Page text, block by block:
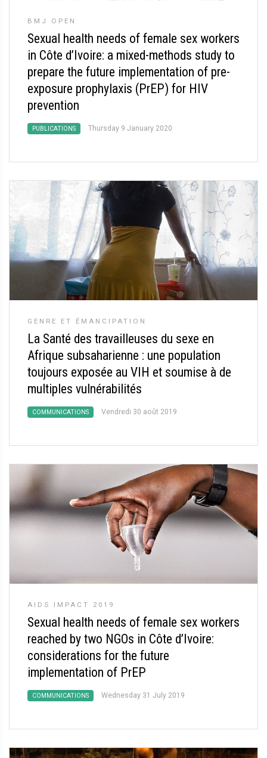
BMJ OPEN
Sexual health needs of female sex workers
in Côte d’Ivoire: a mixed-methods study to
prepare the future implementation of pre-
exposure prophylaxis (PrEP) for HIV
prevention
PUBLICATIONS Thursday 9 January 2020
GENRE ET ÉMANCIPATION
La Santé des travailleuses du sexe en
Afrique subsaharienne : une population
toujours exposée au VIH et soumise à de
multiples vulnérabilités
COMMUNICATIONS Vendredi 30 août 2019
AIDS IMPACT 2019
Sexual health needs of female sex workers
reached by two NGOs in Côte d’Ivoire:
considerations for the future
implementation of PrEP
COMMUNICATIONS Wednesday 31 July 2019